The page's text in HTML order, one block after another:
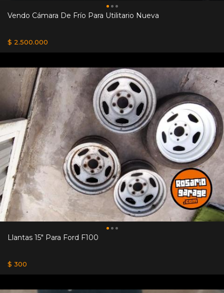
Vendo Cámara De Frío Para Utilitario Nueva
$ 2.500.000
Llantas 15" Para Ford F100
$ 300